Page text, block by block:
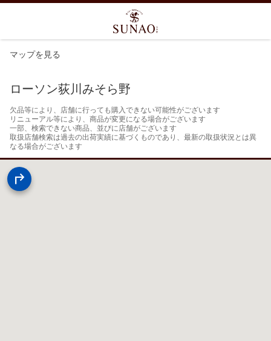
マップを見る
ローソン荻川みそら野
欠品等により、店舗に行っても購入できない可能性がございます
リニューアル等により、商品が変更になる場合がございます
一部、検索できない商品、並びに店舗がございます
取扱店舗検索は過去の出荷実績に基づくものであり、最新の取扱状況とは異
なる場合がございます